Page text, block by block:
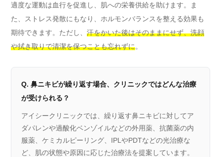
適度な運動は血行を促進し、肌への栄養供給を助けます。ま
た、ストレス発散にもなり、ホルモンバランスを整える効果も
期待できます。ただし、 汗をかいた後はそのままにせず、洗顔
や拭き取りで清潔を保つことも忘れずに。
Q. 鼻ニキビが繰り返す場合、クリニックではどんな治療
が受けられる？
アイシークリニックでは、繰り返す鼻ニキビに対してア
ダパレンや過酸化ベンゾイルなどの外用薬、抗菌薬の内
服薬、ケミカルピーリング、IPLやPDTなどの光治療な
ど、肌の状態や原因に応じた治療法を提案しています。